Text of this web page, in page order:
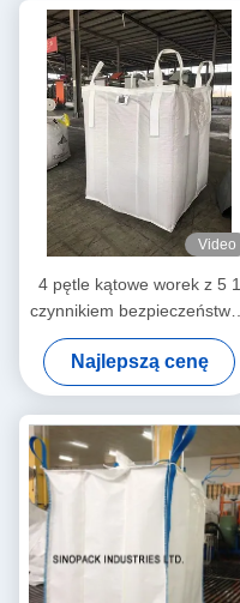
Video
4 pętle kątowe worek z 5 1
czynnikiem bezpieczeństwa i
materiałem podlegającym
recyklingowi
Najlepszą cenę